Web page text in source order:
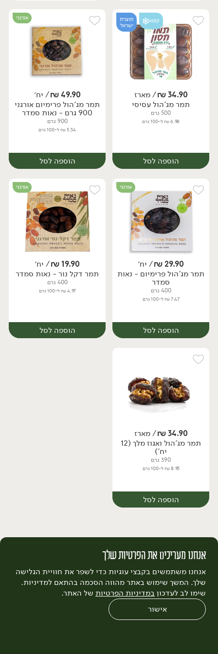
מארז יח׳
קפוא
תוצרת
ישראל
34.90
₪/ מארז
תמר מג'הול עסיסי
500 גרם
6.98 ₪ ל-100 גרם
הוספה לסל
מארז
אורגני
49.90
₪/ יח׳
תמר מג'הול פרימיום אורגני
900 גרם - נאות סמדר
900 גרם
5.54 ₪ ל-100 גרם
הוספה לסל
יח׳
אורגני
29.90
₪/ יח׳
תמר מג'הול פרימיום - נאות
סמדר
400 גרם
7.47 ₪ ל-100 גרם
הוספה לסל
יח׳
אורגני
19.90
₪/ יח׳
תמר דקל נור - נאות סמדר
400 גרם
4.97 ₪ ל-100 גרם
הוספה לסל
34.90
₪/ מארז
תמר מג'הול ואגוז מלך (12
יח')
390 גרם
8.95 ₪ ל-100 גרם
הוספה לסל
מארז
פירות קפואים ושייקים
קפוא קפוא
אנחנו מעריכים את הפרטיות שלך
אנחנו משתמשים בקבצי עוגיות כדי לשפר את חוויית הגלישה
שלך. המשך שימוש באתר מהווה הסכמה בהתאם למדיניות.
שימו לב לעדכון במדיניות הפרטיות של האתר.
אישור